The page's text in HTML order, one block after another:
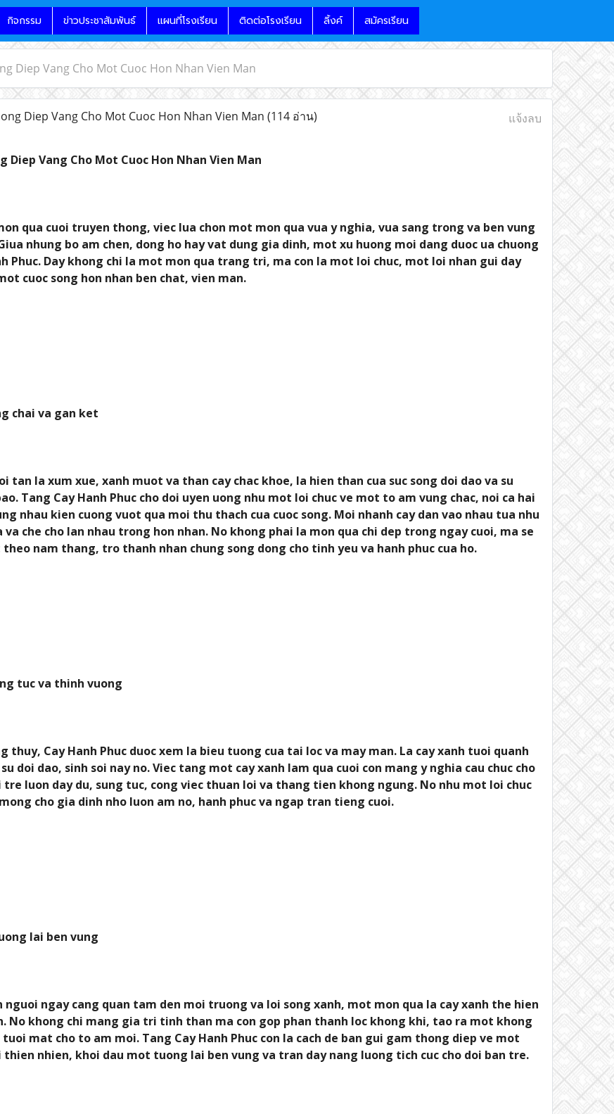
กิจกรรม ข่าวประชาสัมพันธ์ แผนที่โรงเรียน ติดต่อโรงเรียน ลิ้งค์ สมัครเรียน
Diep Vang Cho Mot Cuoc Hon Nhan Vien Man
Diep Vang Cho Mot Cuoc Hon Nhan Vien Man (114 อ่าน) แจ้งลบ
Diep Vang Cho Mot Cuoc Hon Nhan Vien Man
qua cuoi truyen thong, viec lua chon mot mon qua vua y nghia, vua sang trong va ben vung
nhung bo am chen, dong ho hay vat dung gia dinh, mot xu huong moi dang duoc ua chuong
Phuc. Day khong chi la mot mon qua trang tri, ma con la mot loi chuc, mot loi nhan gui day
cuoc song hon nhan ben chat, vien man.
chai va gan ket
tan la xum xue, xanh muot va than cay chac khoe, la hien than cua suc song doi dao va su
Tang Cay Hanh Phuc cho doi uyen uong nhu mot loi chuc ve mot to am vung chac, noi ca hai
nhau kien cuong vuot qua moi thu thach cua cuoc song. Moi nhanh cay dan vao nhau tua nhu
che cho lan nhau trong hon nhan. No khong phai la mon qua chi dep trong ngay cuoi, ma se
nam thang, tro thanh nhan chung song dong cho tinh yeu va hanh phuc cua ho.
tuc va thinh vuong
thuy, Cay Hanh Phuc duoc xem la bieu tuong cua tai loc va may man. La cay xanh tuoi quanh
doi dao, sinh soi nay no. Viec tang mot cay xanh lam qua cuoi con mang y nghia cau chuc cho
tre luon day du, sung tuc, cong viec thuan loi va thang tien khong ngung. No nhu mot loi chuc
cho gia dinh nho luon am no, hanh phuc va ngap tran tieng cuoi.
lai ben vung
nguoi ngay cang quan tam den moi truong va loi song xanh, mot mon qua la cay xanh the hien
No khong chi mang gia tri tinh than ma con gop phan thanh loc khong khi, tao ra mot khong
mat cho to am moi. Tang Cay Hanh Phuc con la cach de ban gui gam thong diep ve mot
thien nhien, khoi dau mot tuong lai ben vung va tran day nang luong tich cuc cho doi ban tre.